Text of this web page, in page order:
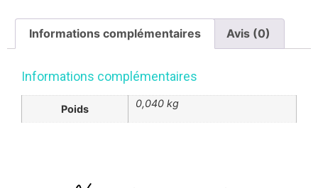
Informations complémentaires Avis (0)
Informations complémentaires
Poids 0,040 kg